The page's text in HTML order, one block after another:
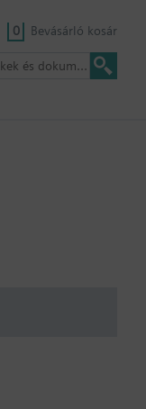
0 Bevásárló kosár